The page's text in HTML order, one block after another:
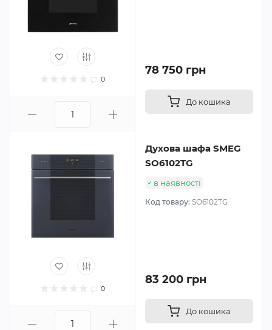
0
78 750 грн
До кошика
0
Духова шафа SMEG
SO6102TG
в наявності
Код товару: SO6102TG
83 200 грн
До кошика